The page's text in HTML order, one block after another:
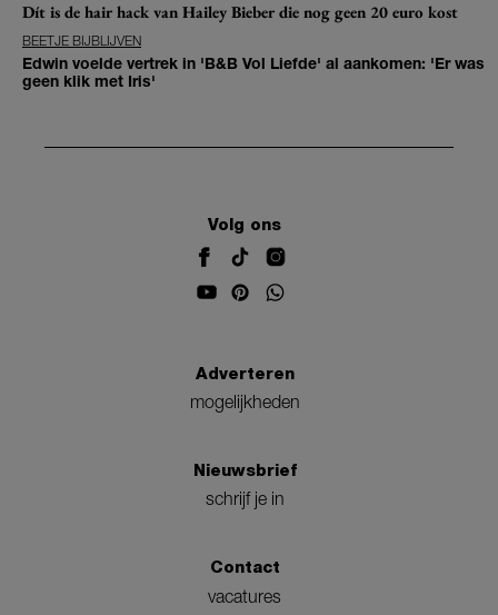
Dít is de hair hack van Hailey Bieber die nog geen 20 euro kost
BEETJE BIJBLIJVEN
Edwin voelde vertrek in 'B&B Vol Liefde' al aankomen: 'Er was
geen klik met Iris'
Volg ons
Adverteren
mogelijkheden
Nieuwsbrief
schrijf je in
Contact
vacatures